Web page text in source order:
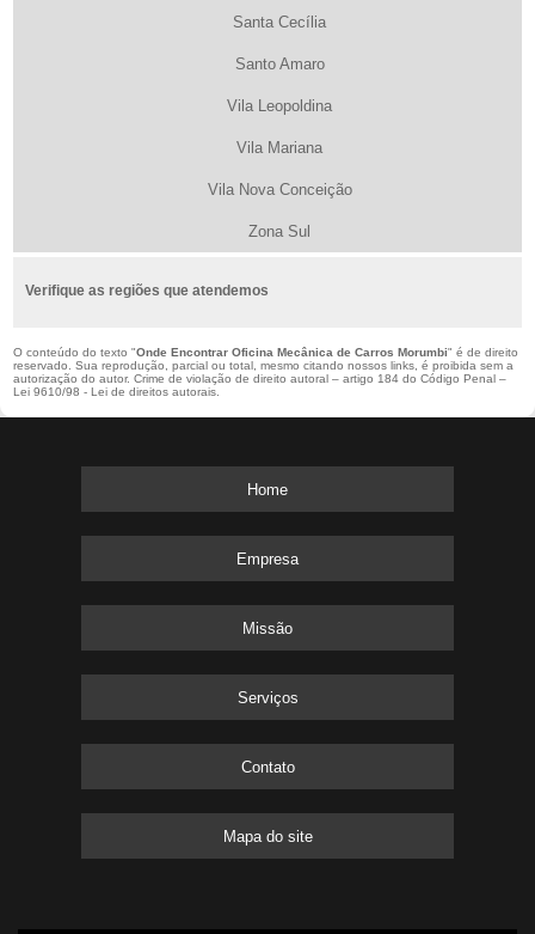
Santa Cecília
Santo Amaro
Vila Leopoldina
Vila Mariana
Vila Nova Conceição
Zona Sul
Verifique as regiões que atendemos
O conteúdo do texto "Onde Encontrar Oficina Mecânica de Carros Morumbi" é de direito
reservado. Sua reprodução, parcial ou total, mesmo citando nossos links, é proibida sem a
autorização do autor. Crime de violação de direito autoral – artigo 184 do Código Penal –
Lei 9610/98 - Lei de direitos autorais.
Home
Empresa
Missão
Serviços
Contato
Mapa do site